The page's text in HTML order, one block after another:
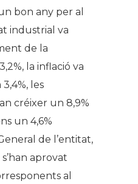
bon any per al
industrial va
de la
la inflació va
les
créixer un 8,9%
un 4,6%
de l’entitat,
aprovat
al